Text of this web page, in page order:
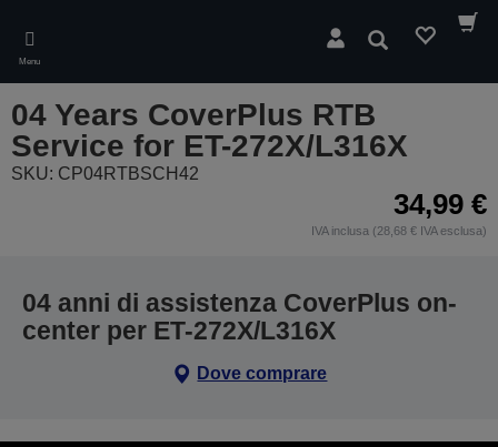
main
content
Menu
Cerca
04 Years CoverPlus RTB
Service for ET-272X/L316X
SKU: CP04RTBSCH42
34,99 €
IVA inclusa (28,68 € IVA esclusa)
04 anni di assistenza CoverPlus on-
center per ET-272X/L316X
Dove comprare